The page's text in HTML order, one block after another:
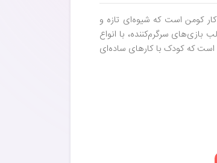
کومن است که شیوه‌ای تازه و
بازی‌های سرگرم‌کننده، با انواع
است که کودک با کارهای ساده‌ای